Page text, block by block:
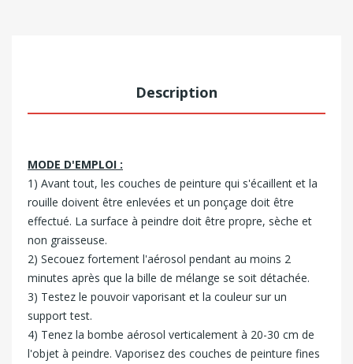
Description
MODE D'EMPLOI :
1) Avant tout, les couches de peinture qui s'écaillent et la
rouille doivent être enlevées et un ponçage doit être
effectué. La surface à peindre doit être propre, sèche et
non graisseuse.
2) Secouez fortement l'aérosol pendant au moins 2
minutes après que la bille de mélange se soit détachée.
3) Testez le pouvoir vaporisant et la couleur sur un
support test.
4) Tenez la bombe aérosol verticalement à 20-30 cm de
l'objet à peindre. Vaporisez des couches de peinture fines